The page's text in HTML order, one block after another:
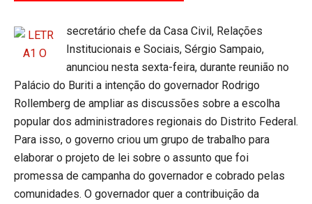
secretário chefe da Casa Civil, Relações
Institucionais e Sociais, Sérgio Sampaio,
anunciou nesta sexta-feira, durante reunião no
Palácio do Buriti a intenção do governador Rodrigo
Rollemberg de ampliar as discussões sobre a escolha
popular dos administradores regionais do Distrito Federal.
Para isso, o governo criou um grupo de trabalho para
elaborar o projeto de lei sobre o assunto que foi
promessa de campanha do governador e cobrado pelas
comunidades. O governador quer a contribuição da